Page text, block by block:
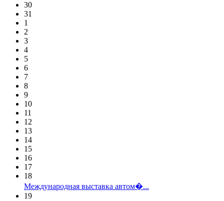
30
31
1
2
3
4
5
6
7
8
9
10
11
12
13
14
15
16
17
18
Международная выставка автом�...
19